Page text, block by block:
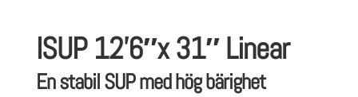
ISUP 12’6″x 31″ Linear
En stabil SUP med hög bärighet